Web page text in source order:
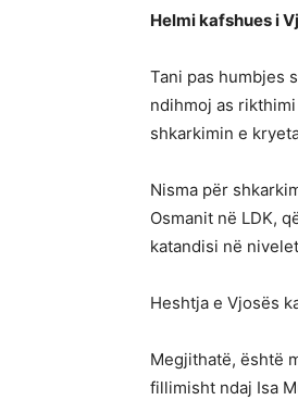
Helmi kafshues i
Tani pas humbjes
ndihmoj as
shkarkimin e
Nisma për
Osmanit në LDK,
katandisi në
Heshtja e Vjosës
Megjithatë, është
fillimisht ndaj Isa